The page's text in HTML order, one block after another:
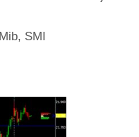
Mib, SMI